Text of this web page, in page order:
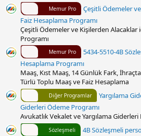
Memur Pro
Çeşitli Ödemeler
Faiz Hesaplama Programı
Çeşitli Ödemeler ve Kişilerden Alacaklar
Programı
Memur Pro
5434-5510-4B
Hesaplama Programı
Maaş, Kıst Maaş, 14 Günlük Fark,
Türlü Toplu Maaş ve Faiz Hesaplama
Diğer Programlar
Yargılama
Giderleri Ödeme Programı
Avukatlık Vekalet ve Yargılama
Sözleşmeli
4B Sözleşmeli